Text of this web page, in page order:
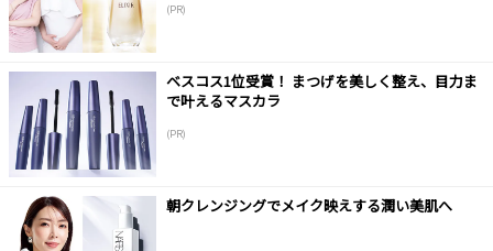
(PR)
ベスコス1位受賞！ まつげを美しく整え、目力ま
で叶えるマスカラ
(PR)
朝クレンジングでメイク映えする潤い美肌へ